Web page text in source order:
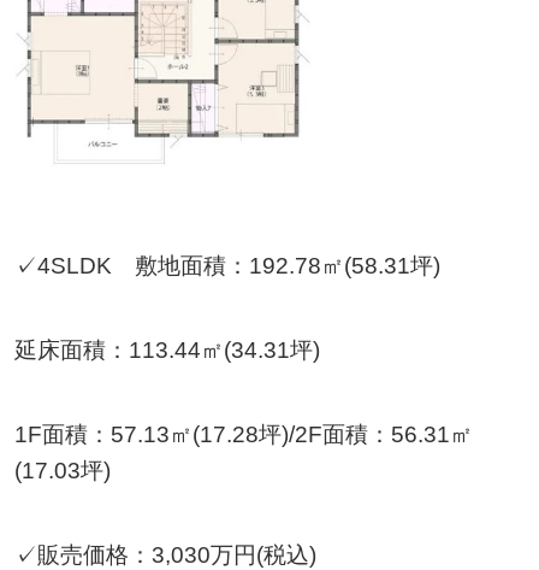
✓4SLDK 敷地面積：192.78㎡(58.31坪)
延床面積：113.44㎡(34.31坪)
1F面積：57.13㎡(17.28坪)/2F面積：56.31㎡
(17.03坪)
✓販売価格：3,030万円(税込)